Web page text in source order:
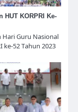
HUT KORPRI Ke-
Hari Guru Nasional
ke-52 Tahun 2023